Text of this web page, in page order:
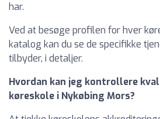
har.
Ved at besøge profilen for hver
katalog kan du se de specifikke
tilbyder, i detaljer.
Hvordan kan jeg kontrollere
køreskole i Nykøbing Mors?